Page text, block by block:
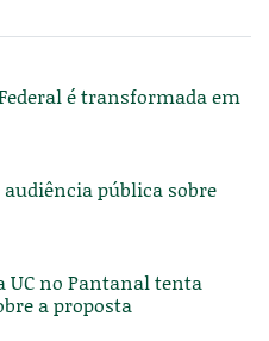
é transformada em
pública sobre
UC no Pantanal tenta
a proposta